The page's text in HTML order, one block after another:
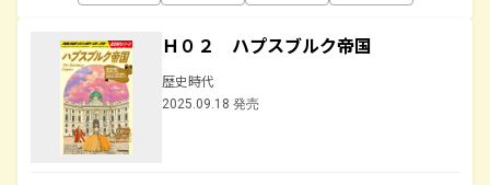
Ｈ０２ ハプスブルク帝国
歴史時代
2025.09.18 発売